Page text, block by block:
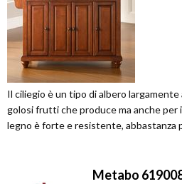
Il ciliegio è un tipo di albero
golosi frutti che produce ma anche per
legno è forte e resistente, abbastanza
Metabo